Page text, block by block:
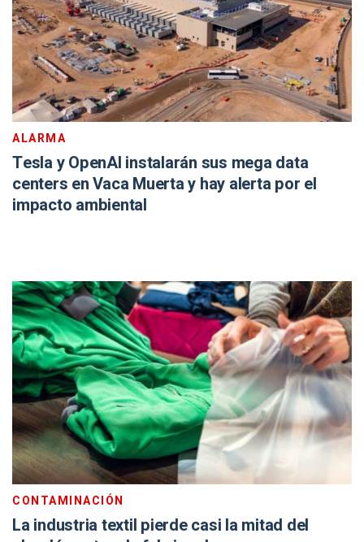
ALARMA
Tesla y OpenAI instalarán sus mega data
centers en Vaca Muerta y hay alerta por el
impacto ambiental
CONTAMINACIÓN
La industria textil pierde casi la mitad del